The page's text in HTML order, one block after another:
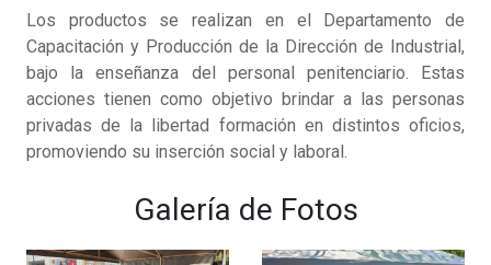
Los productos se realizan en el Departamento de
Capacitación y Producción de la Dirección de Industrial,
bajo la enseñanza del personal penitenciario. Estas
acciones tienen como objetivo brindar a las personas
privadas de la libertad formación en distintos oficios,
promoviendo su inserción social y laboral.
Galería de Fotos